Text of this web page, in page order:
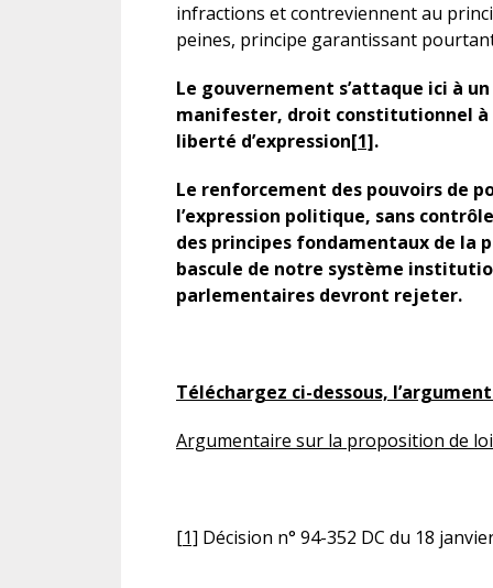
infractions et contreviennent au
peines, principe garantissant
Le gouvernement s’attaque ici à
manifester, droit constitutionnel
liberté d’expression[1].
Le renforcement des pouvoirs de
l’expression politique, sans
des principes fondamentaux de la
bascule de notre système
parlementaires devront rejeter.
Téléchargez ci-dessous,
Argumentaire sur la proposition de
[1] Décision n° 94-352 DC du 18